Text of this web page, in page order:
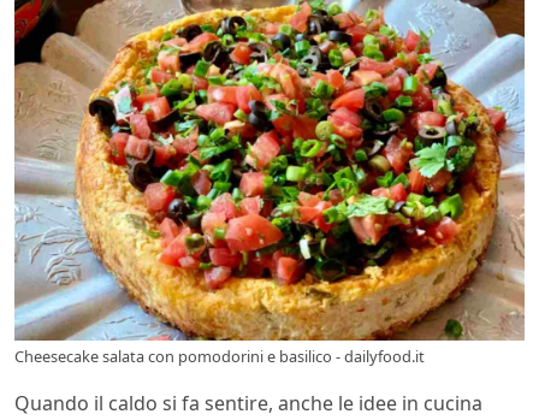
Cheesecake salata con pomodorini e basilico - dailyfood.it
Quando il caldo si fa sentire, anche le idee in cucina